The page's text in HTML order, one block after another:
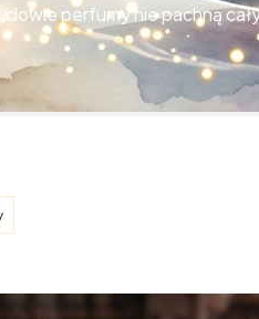
perfumy nie pachną
kategorii